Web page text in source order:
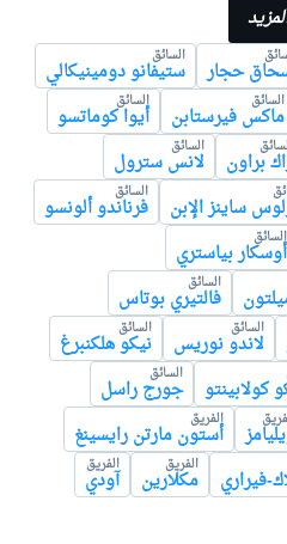
حجار
السائق
ستيفانو دومينيكالي
السائق
ماكس فيرستابن
السائق
أيوا كوماتسو
براون
السائق
لانس سترول
ساينز الإبن
السائق
فرناندو ألونسو
السائق
أوسكار بياستري
السائق
فالتيري بوتاس
السائق
لاندو نوريس
السائق
نيكو هلكنبرغ
كولابينتو
السائق
جورج راسل
الفريق
أستون مارتن رايسينغ
فيراري
الفريق
مكلارين
الفريق
آودي